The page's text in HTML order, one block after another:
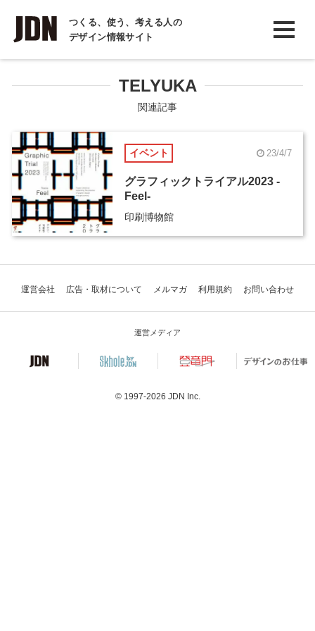
つくる、使う、考える人の
デザイン情報サイト
INTERVIEW
インタビュー
COLUMN
コラム
TELYUKA
関連記事
イベント 23/4/7
グラフィックトライアル2023 -
Feel-
印刷博物館
運営会社 広告・取材について メルマガ 利用規約 お問い合わせ
運営メディア
© 1997-2026 JDN Inc.